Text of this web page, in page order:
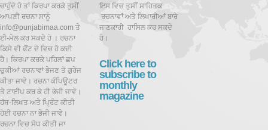
ਚਾਹੁੰਦੇ ਹੋ ਤਾਂ ਕਿਰਪਾ ਕਰਕੇ ਤੁਸੀਂ
ਆਪਣੀ ਰਚਨਾ ਸਾਨੂੰ
info@punjabimaa.com ਤੇ
ਈ-ਮੇਲ ਕਰ ਸਕਦੇ ਹੋ । ਰਚਨਾ
ਕਿਸੇ ਵੀ ਫੋਂਟ ਦੇ ਵਿਚ ਹੋ ਕਦੀ
ਹੈ। ਕਿਰਪਾ ਕਰਕੇ ਪਹਿਲਾਂ ਛਪ
ਚੁਕੀਆਂ ਰਚਨਾਵਾਂ ਭੇਜਣ ਤੋ ਗੁਰੇਜ
ਕੀਤਾ ਜਾਵੇ। ਰਚਨਾ ਕੰਪਿਊਟਰ
ਤੇ ਟਾਈਪ ਕਰ ਕੇ ਹੀ ਭੇਜੀ ਜਾਵੇ।
ਹੱਥ-ਲਿਖਤ ਅਤੇ ਪ੍ਰਿੰਟ ਕੀਤੀ
ਹੋਈ ਰਚਨਾ ਨਾ ਭੇਜੀ ਜਾਵੇ।
ਰਚਨਾ ਵਿਚ ਸੋਧ ਕੀਤੀ ਜਾ
ਇਸ ਵਿਚ ਤੁਸੀਂ ਸਾਹਿਤਕ
ਰਚਨਾਵਾਂ ਅਤੇ ਲਿਖਾਰੀਆਂ ਬਾਰੇ
ਜਾਣਕਾਰੀ ਹਾਸਿਲ ਕਰ ਸਕਦੇ
ਹੋ।
Click here to
subscribe to
monthly
magazine